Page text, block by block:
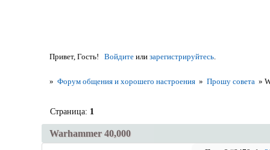
Привет, Гость! Войдите илизарегистрируйтесь.
» Форум общения и хорошего настроения » Прошу совета »
Warhammer 40,000
Страница: 1